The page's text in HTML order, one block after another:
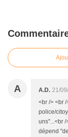
A A.D. 21/
<br /> <br
police/
uns"...<br
dépend